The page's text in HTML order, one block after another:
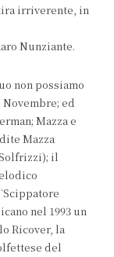
irriverente, in
Nunziante.
non possiamo
ed
Mazza e
Mazza
il
nel 1993 un
Ricover, la
del